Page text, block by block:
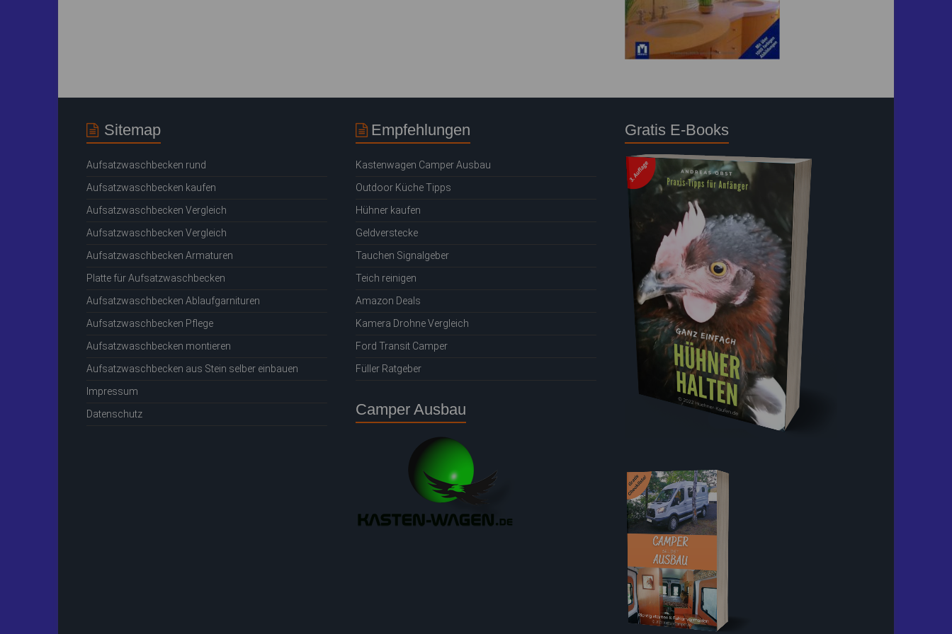
Sitemap
Aufsatzwaschbecken rund
Aufsatzwaschbecken kaufen
Aufsatzwaschbecken Vergleich
Aufsatzwaschbecken Vergleich
Aufsatzwaschbecken Armaturen
Platte für Aufsatzwaschbecken
Aufsatzwaschbecken Ablaufgarnituren
Aufsatzwaschbecken Pflege
Aufsatzwaschbecken montieren
Aufsatzwaschbecken aus Stein selber einbauen
Impressum
Datenschutz
Empfehlungen
Kastenwagen Camper Ausbau
Outdoor Küche Tipps
Hühner kaufen
Geldverstecke
Tauchen Signalgeber
Teich reinigen
Amazon Deals
Kamera Drohne Vergleich
Ford Transit Camper
Füller Ratgeber
Camper Ausbau
Gratis E-Books